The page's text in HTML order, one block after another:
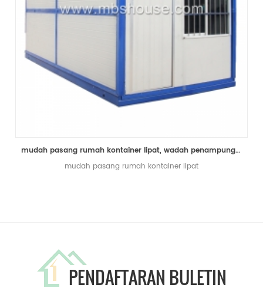
mudah pasang rumah kontainer lipat, wadah penampung lipat, wadah lipat rumah
mudah pasang rumah kontainer lipat
PENDAFTARAN BULETIN